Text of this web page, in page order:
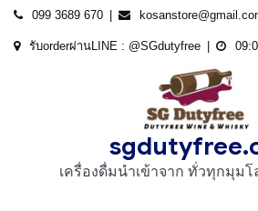
Skip
099 3689 670
รับorderผ่านLINE : @SGdutyfree
เครื่องดื่มนําเข้าจาก ทั่วทุกมุม